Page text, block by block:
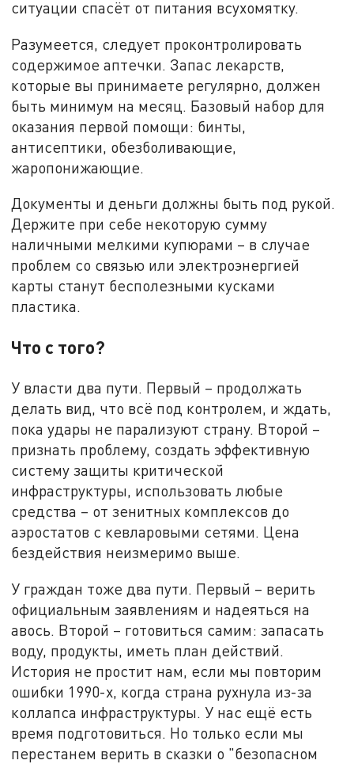
ситуации спасёт от питания всухомятку.
Разумеется, следует проконтролировать
содержимое аптечки. Запас лекарств,
которые вы принимаете регулярно, должен
быть минимум на месяц. Базовый набор для
оказания первой помощи: бинты,
антисептики, обезболивающие,
жаропонижающие.
Документы и деньги должны быть под рукой.
Держите при себе некоторую сумму
наличными мелкими купюрами – в случае
проблем со связью или электроэнергией
карты станут бесполезными кусками
пластика.
Что с того?
У власти два пути. Первый – продолжать
делать вид, что всё под контролем, и ждать,
пока удары не парализуют страну. Второй –
признать проблему, создать эффективную
систему защиты критической
инфраструктуры, использовать любые
средства – от зенитных комплексов до
аэростатов с кевларовыми сетями. Цена
бездействия неизмеримо выше.
У граждан тоже два пути. Первый – верить
официальным заявлениям и надеяться на
авось. Второй – готовиться самим: запасать
воду, продукты, иметь план действий.
История не простит нам, если мы повторим
ошибки 1990-х, когда страна рухнула из-за
коллапса инфраструктуры. У нас ещё есть
время подготовиться. Но только если мы
перестанем верить в сказки о "безопасном